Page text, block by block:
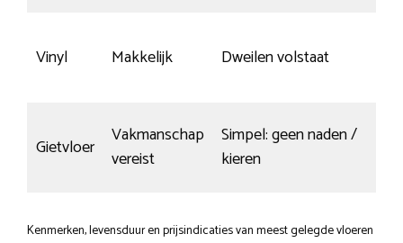
Vinyl Makkelijk Dweilen volstaat
Gietvloer
Vakmanschap
vereist
Simpel: geen naden /
kieren
Kenmerken, levensduur en prijsindicaties van meest gelegde vloeren